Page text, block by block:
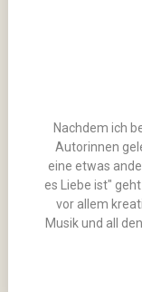
Nachdem ich
Autorinnen
eine etwas
es Liebe ist"
vor allem
Musik und all